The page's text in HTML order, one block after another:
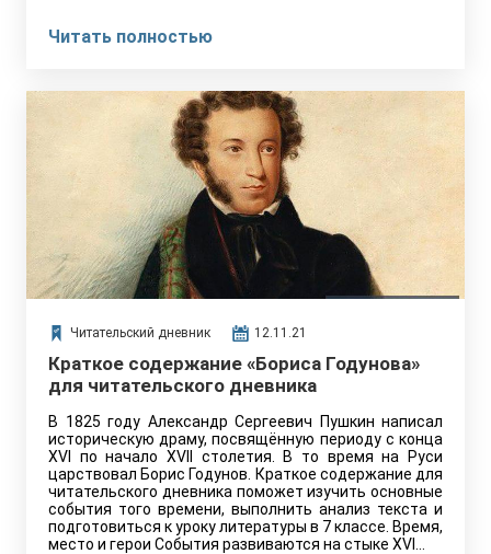
Читать полностью
Читательский дневник 12.11.21
Краткое содержание «Бориса Годунова»
для читательского дневника
В 1825 году Александр Сергеевич Пушкин написал
историческую драму, посвящённую периоду с конца
XVI по начало XVII столетия. В то время на Руси
царствовал Борис Годунов. Краткое содержание для
читательского дневника поможет изучить основные
события того времени, выполнить анализ текста и
подготовиться к уроку литературы в 7 классе. Время,
место и герои События развиваются на стыке XVI…